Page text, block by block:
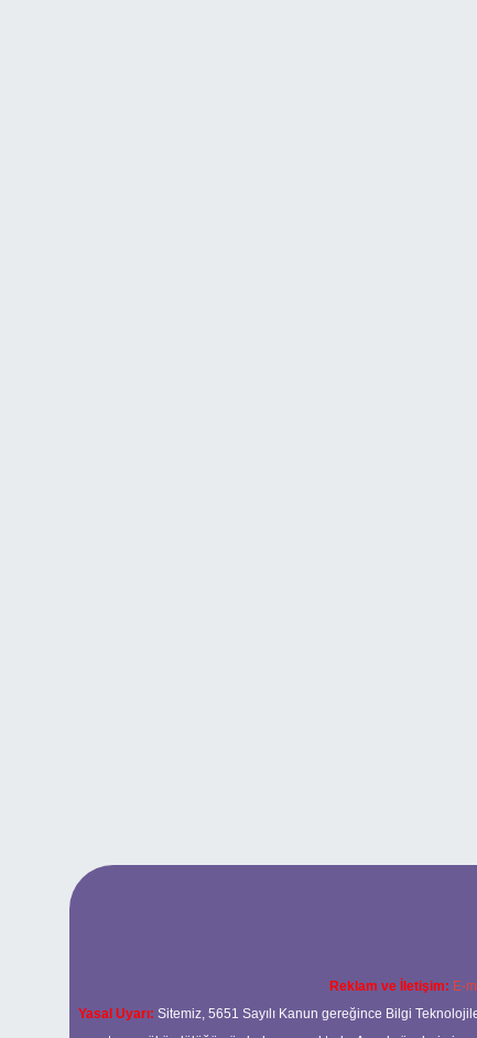
Reklam ve İletişim: E-
Yasal Uyarı: Sitemiz, 5651 Sayılı Kanun gereğince Bilgi